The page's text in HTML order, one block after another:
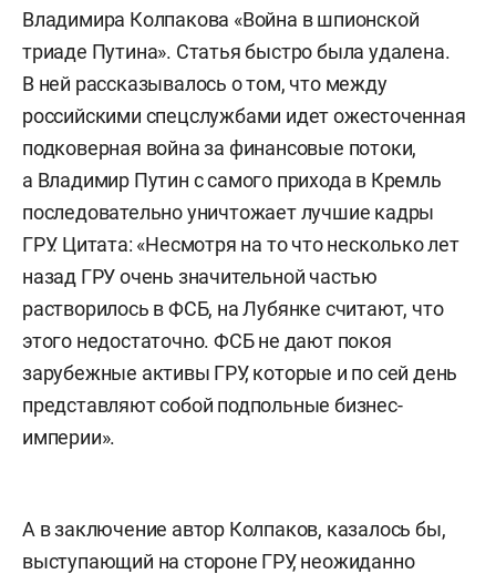
Владимира Колпакова «Война в шпионской
триаде Путина». Статья быстро была удалена.
В ней рассказывалось о том, что между
российскими спецслужбами идет ожесточенная
подковерная война за финансовые потоки,
а Владимир Путин с самого прихода в Кремль
последовательно уничтожает лучшие кадры
ГРУ. Цитата: «Несмотря на то что несколько лет
назад ГРУ очень значительной частью
растворилось в ФСБ, на Лубянке считают, что
этого недостаточно. ФСБ не дают покоя
зарубежные активы ГРУ, которые и по сей день
представляют собой подпольные бизнес-
империи».
А в заключение автор Колпаков, казалось бы,
выступающий на стороне ГРУ, неожиданно